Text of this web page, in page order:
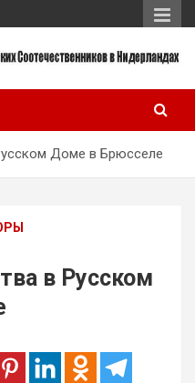
Совет
в
Доме в Брюсселе
в Русском